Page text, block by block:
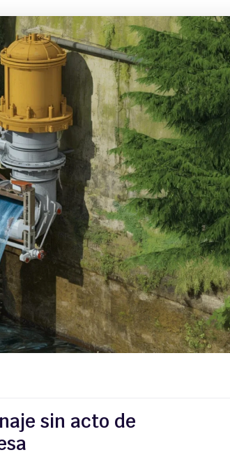
sin acto de